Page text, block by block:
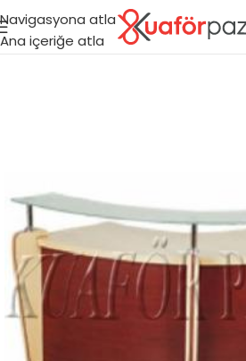
Navigasyona atla
Ana içeriğe atla